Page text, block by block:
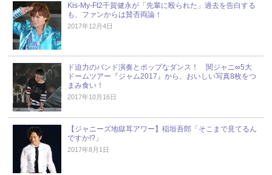
Kis-My-Ft2千賀健永が「先輩に殴られた」過去を告白する
も、ファンからは賛否両論！
2017年12月4日
ド迫力のバンド演奏とポップなダンス！ 関ジャニ∞5大
ドームツアー『ジャム2017』から、おいしい写真8枚をつ
まみ食い！
2017年10月16日
【ジャニーズ地獄耳アワー】稲垣吾郎「そこまで見てるん
ですか!?」
2017年8月1日